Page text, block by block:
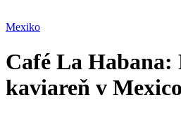
Mexiko
Café La Habana:
kaviareň v